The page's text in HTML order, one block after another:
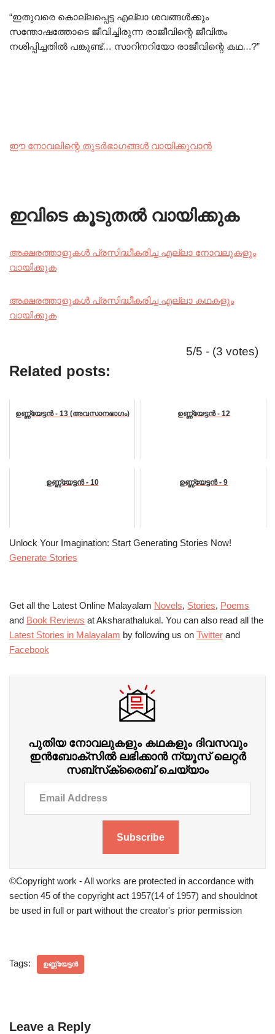
“ഇതുവരെ കൊല്ലപ്പെട്ട എല്ലാ ശവങ്ങൾക്കും
സന്തോഷത്തോടെ ജീവിച്ചിരുന്ന രാജീവിന്റെ ജീവിതം
നശിപ്പിച്ചതിൽ പങ്കുണ്ട്… സാറിനറിയോ രാജീവിന്റെ കഥ…?”
ഈ നോവലിന്റെ തുടർഭാഗങ്ങൾ വായിക്കുവാൻ
ഇവിടെ കൂടുതൽ വായിക്കുക
അക്ഷരത്താളുകൾ പ്രസിദ്ധീകരിച്ച എല്ലാ നോവലുകളും
വായിക്കുക
അക്ഷരത്താളുകൾ പ്രസിദ്ധീകരിച്ച എല്ലാ കഥകളും
വായിക്കുക
5/5 - (3 votes)
Related posts:
ഉണ്ണ്യേട്ടൻ - 13 (അവസാനഭാഗം) ഉണ്ണ്യേട്ടൻ - 12
ഉണ്ണ്യേട്ടൻ - 10 ഉണ്ണ്യേട്ടൻ - 9
Unlock Your Imagination: Start Generating Stories Now!
Generate Stories
Get all the Latest Online Malayalam Novels, Stories, Poems
and Book Reviews at Aksharathalukal. You can also read all the
Latest Stories in Malayalam by following us on Twitter and
Facebook
പുതിയ നോവലുകളും കഥകളും ദിവസവും
ഇന്‍ബോക്‌സില്‍ ലഭിക്കാന്‍ ന്യൂസ് ലെറ്റർ
സബ്‌സ്‌ക്രൈബ് ചെയ്യാം
Subscribe
©Copyright work - All works are protected in accordance with
section 45 of the copyright act 1957(14 of 1957) and shouldnot
be used in full or part without the creator's prior permission
Tags: ഉണ്ണ്യേട്ടൻ
Leave a Reply